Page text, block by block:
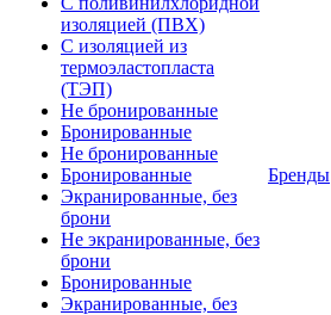
изоляцией (ПВХ)
С изоляцией из
термоэластопласта
(ТЭП)
Не бронированные
Бронированные
Не бронированные
Бронированные
Экранированные, без
брони
Не экранированные, без
брони
Бронированные
Экранированные, без
Бренды